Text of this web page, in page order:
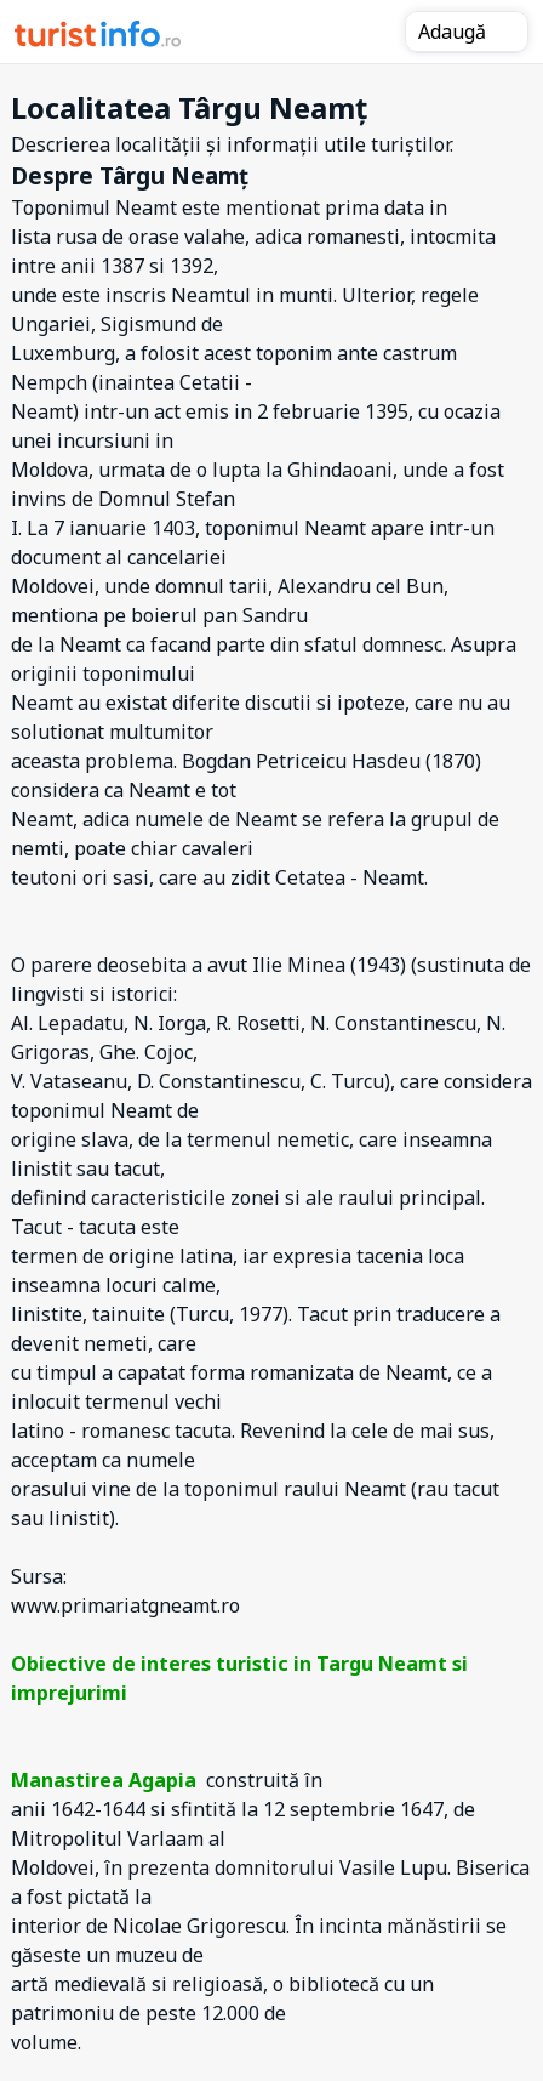
Adaugă
Localitatea Târgu Neamț
Descrierea localității și informații utile turiștilor.
Despre Târgu Neamț
Toponimul Neamt este mentionat prima data in
lista rusa de orase valahe, adica romanesti, intocmita
intre anii 1387 si 1392,
unde este inscris Neamtul in munti. Ulterior, regele
Ungariei, Sigismund de
Luxemburg, a folosit acest toponim ante castrum
Nempch (inaintea Cetatii -
Neamt) intr-un act emis in 2 februarie 1395, cu ocazia
unei incursiuni in
Moldova, urmata de o lupta la Ghindaoani, unde a fost
invins de Domnul Stefan
I. La 7 ianuarie 1403, toponimul Neamt apare intr-un
document al cancelariei
Moldovei, unde domnul tarii, Alexandru cel Bun,
mentiona pe boierul pan Sandru
de la Neamt ca facand parte din sfatul domnesc. Asupra
originii toponimului
Neamt au existat diferite discutii si ipoteze, care nu au
solutionat multumitor
aceasta problema. Bogdan Petriceicu Hasdeu (1870)
considera ca Neamt e tot
Neamt, adica numele de Neamt se refera la grupul de
nemti, poate chiar cavaleri
teutoni ori sasi, care au zidit Cetatea - Neamt.
O parere deosebita a avut Ilie Minea (1943) (sustinuta de
lingvisti si istorici:
Al. Lepadatu, N. Iorga, R. Rosetti, N. Constantinescu, N.
Grigoras, Ghe. Cojoc,
V. Vataseanu, D. Constantinescu, C. Turcu), care considera
toponimul Neamt de
origine slava, de la termenul nemetic, care inseamna
linistit sau tacut,
definind caracteristicile zonei si ale raului principal.
Tacut - tacuta este
termen de origine latina, iar expresia tacenia loca
inseamna locuri calme,
linistite, tainuite (Turcu, 1977). Tacut prin traducere a
devenit nemeti, care
cu timpul a capatat forma romanizata de Neamt, ce a
inlocuit termenul vechi
latino - romanesc tacuta. Revenind la cele de mai sus,
acceptam ca numele
orasului vine de la toponimul raului Neamt (rau tacut
sau linistit).
Sursa:
www.primariatgneamt.ro
Obiective de interes turistic in Targu Neamt si
imprejurimi
Manastirea Agapia construită în
anii 1642-1644 si sfintită la 12 septembrie 1647, de
Mitropolitul Varlaam al
Moldovei, în prezenta domnitorului Vasile Lupu. Biserica
a fost pictată la
interior de Nicolae Grigorescu. În incinta mănăstirii se
găseste un muzeu de
artă medievală si religioasă, o bibliotecă cu un
patrimoniu de peste 12.000 de
volume.